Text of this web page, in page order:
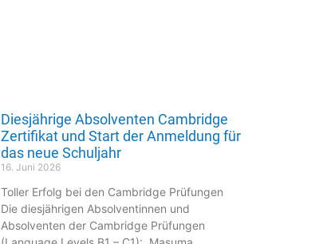
Diesjährige Absolventen Cambridge
Zertifikat und Start der Anmeldung für
das neue Schuljahr
16. Juni 2026
Toller Erfolg bei den Cambridge Prüfungen
Die diesjährigen Absolventinnen und
Absolventen der Cambridge Prüfungen